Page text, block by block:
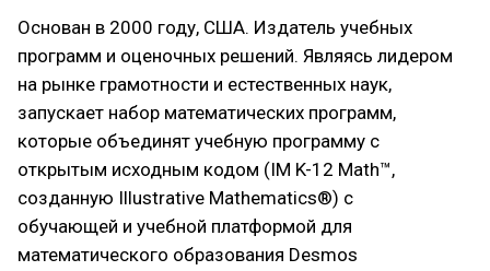
Основан в 2000 году, США. Издатель учебных
программ и оценочных решений. Являясь лидером
на рынке грамотности и естественных наук,
запускает набор математических программ,
которые объединят учебную программу с
открытым исходным кодом (IM K-12 Math™,
созданную Illustrative Mathematics®) с
обучающей и учебной платформой для
математического образования Desmos